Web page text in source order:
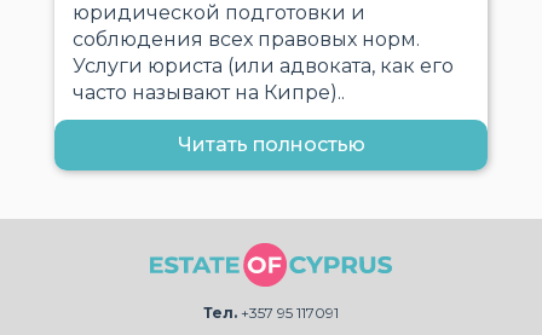
юридической подготовки и
соблюдения всех правовых норм.
Услуги юриста (или адвоката, как его
часто называют на Кипре)..
Читать полностью
Тел. +357 95 117091